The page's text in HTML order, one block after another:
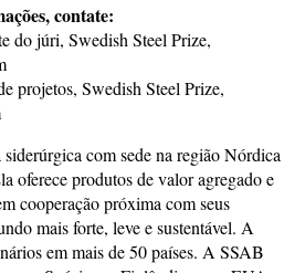
contate:
do júri, Swedish Steel Prize,
projetos, Swedish Steel Prize,
com sede na região Nórdica
oferece produtos de valor agregado e
cooperação próxima com seus
mais forte, leve e sustentável. A
em mais de 50 países. A SSAB